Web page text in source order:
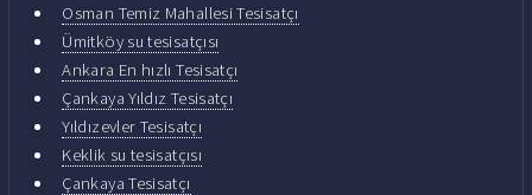
Osman Temiz Mahallesi Tesisatçı
Ümitköy su tesisatçısı
Ankara En hızlı Tesisatçı
Çankaya Yıldız Tesisatçı
Yıldızevler Tesisatçı
Keklik su tesisatçısı
Çankaya Tesisatçı